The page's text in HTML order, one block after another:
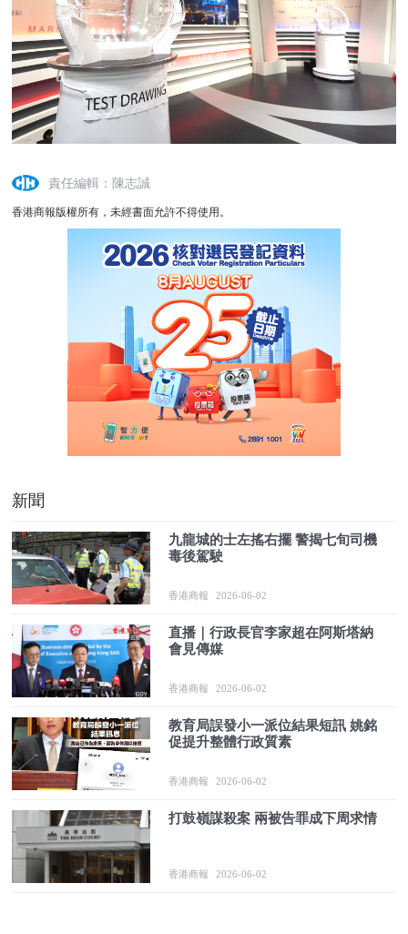
責任編輯：陳志誠
香港商報版權所有，未經書面允許不得使用。
新聞
九龍城的士左搖右擺 警揭七旬司機
毒後駕駛
香港商報 2026-06-02
直播｜行政長官李家超在阿斯塔納
會見傳媒
香港商報 2026-06-02
教育局誤發小一派位結果短訊 姚銘
促提升整體行政質素
香港商報 2026-06-02
打鼓嶺謀殺案 兩被告罪成下周求情
香港商報 2026-06-02